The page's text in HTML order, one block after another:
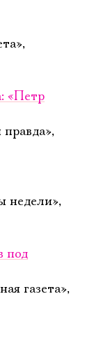
«Петр
недели»,
под
газета»,